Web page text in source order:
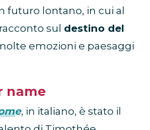
futuro lontano, in cui al
sul destino del
emozioni e paesaggi
name
, in italiano, è stato il